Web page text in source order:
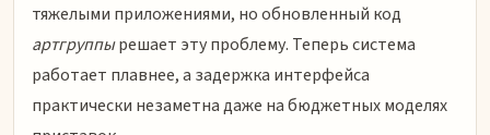
тяжелыми приложениями, но обновленный код
артгруппырешает эту проблему. Теперь система
работает плавнее, а задержка интерфейса
практически незаметна даже на бюджетных моделях